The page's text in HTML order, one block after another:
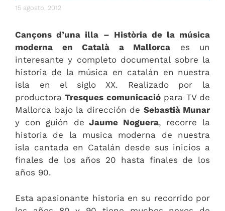
15 agosto, 2012
Cançons d’una illa – Història de la música
moderna en Català a Mallorca es un
interesante y completo documental sobre la
historia de la música en catalán en nuestra
isla en el siglo XX. Realizado por la
productoraTresques comunicaciópara TV de
Mallorca bajo la dirección de Sebastià Munar
y con guión de Jaume Noguera, recorre la
historia de la musica moderna de nuestra
isla cantada en Catalán desde sus inicios a
finales de los años 20 hasta finales de los
años 90.
Esta apasionante historia en su recorrido por